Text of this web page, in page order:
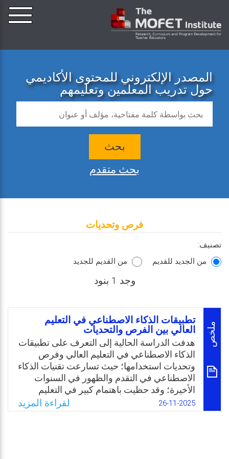
المصدر الإلكتروني للمحتوى الأكاديمي
حول تدريب المعلمين وتعليمهم
بحث
بحث متقدم
فرص وتحديات
تصنيف:
من الجديد للقديم
من القديم للجديد
وجد 1 بنود
ملخص
تطبيقات الذكاء الاصطناعي في التعليم
العالي بين الفرص والتحديات
هدفت الدراسة الحالية إلى التعرف على تطبيقات
الذكاء الاصطناعي في التعليم العالي وفرص
وتحديات استخدامها؛ حيث تسارعت تقنيات الذكاء
الاصطناعي في التقدم والظهور في السنوات
الأخيرة؛ وقد حظيت باهتمام كبير في التعليم
العالي، وسعت الدراسة إلى توضيح قدرة هذه
التكنولوجيا المتقدمة على تعزيز التعليم، بما في
26-11-2025 لقراءة المزيد